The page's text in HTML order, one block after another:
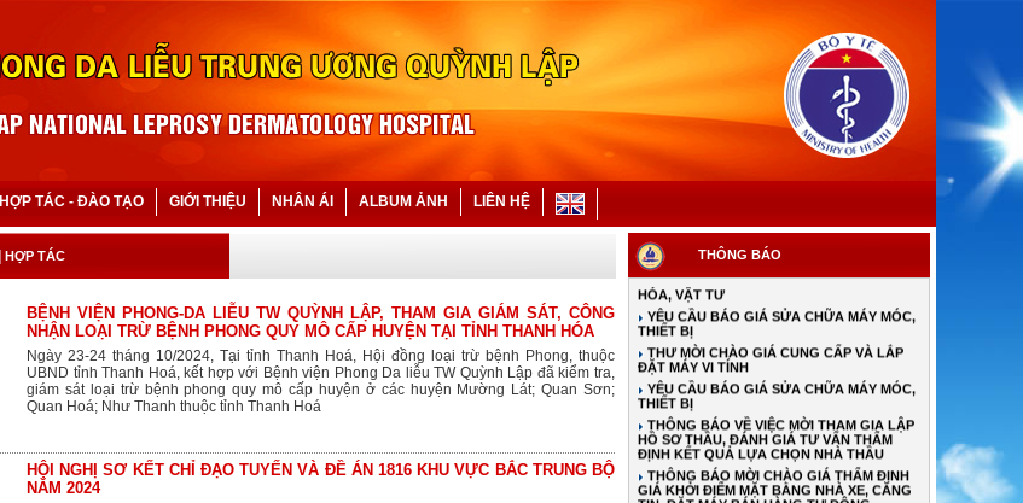
HỢP TÁC - ĐÀO TẠO GIỚI THIỆU NHÂN ÁI ALBUM ẢNH LIÊN HỆ
HỢP TÁC
BỆNH VIỆN PHONG-DA LIỄU TW QUỲNH LẬP, THAM GIA GIÁM SÁT, CÔNG
NHẬN LOẠI TRỪ BỆNH PHONG QUY MÔ CẤP HUYỆN TẠI TỈNH THANH HÓA
Ngày 23-24 tháng 10/2024, Tại tỉnh Thanh Hoá, Hội đồng loại trừ bệnh Phong, thuộc
UBND tỉnh Thanh Hoá, kết hợp với Bệnh viện Phong Da liễu TW Quỳnh Lập đã kiểm tra,
giám sát loại trừ bệnh phong quy mô cấp huyện ở các huyện Mường Lát; Quan Sơn;
Quan Hoá; Như Thanh thuộc tỉnh Thanh Hoá
HỘI NGHỊ SƠ KẾT CHỈ ĐẠO TUYẾN VÀ ĐỀ ÁN 1816 KHU VỰC BẮC TRUNG BỘ
NĂM 2024
THÔNG BÁO
YÊU CẦU BÁO GIÁ VẬT TƯ HÀNG HÓA
TẾ
YÊU CẦU BÁO GIÁ HÀNG HÓA, VẬT TƯ
YÊU CẦU BÁO GIÁ CUNG CẤP HÀNG
YÊU CẦU BÁO GIÁ SỬA CHỮA MÁY MÓC,
THIẾT BỊ
THƯ MỜI CHÀO GIÁ CUNG CẤP VÀ LẮP
ĐẶT MÁY VI TÍNH
YÊU CẦU BÁO GIÁ SỬA CHỮA MÁY MÓC,
THIẾT BỊ
THÔNG BÁO VỀ VIỆC MỜI THAM GIA LẬP
HỒ SƠ THẦU, ĐÁNH GIÁ TƯ VẤN THẨM
ĐỊNH KẾT QUẢ LỰA CHỌN NHÀ THẦU
THÔNG BÁO MỜI CHÀO GIÁ THẨM ĐỊNH
GIÁ KHỞI ĐIỂM MẶT BẰNG NHÀ XE, CĂNG
TIN, ĐẶT MÁY BÁN HÀNG TỰ ĐỘNG